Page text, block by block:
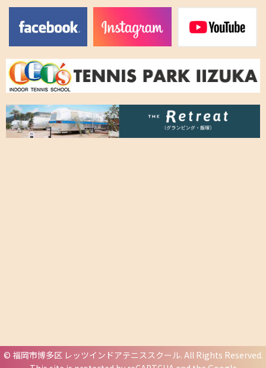
© 福岡市博多区 レッツインドアテニススクール. All Rights Reserved.